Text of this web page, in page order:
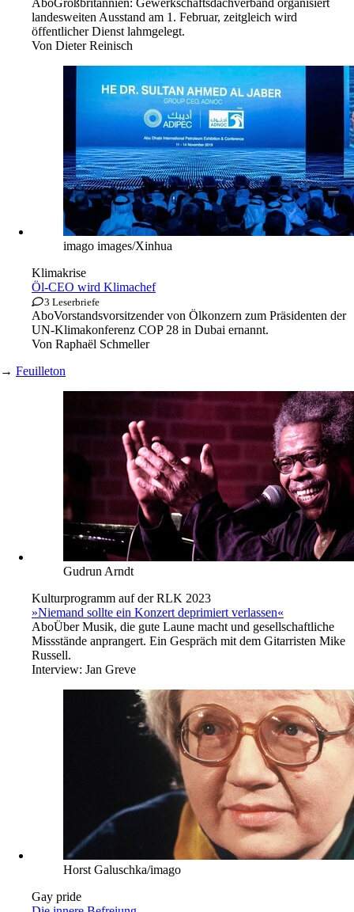
AboGroßbritannien: Gewerkschaftsdachverband organisiert
landesweiten Ausstand am 1. Februar, zeitgleich wird
öffentlicher Dienst lahmgelegt.
Von Dieter Reinisch
imago images/Xinhua
Klimakrise
Öl-CEO wird Klimachef
3 Leserbriefe
AboVorstandsvorsitzender von Ölkonzern zum Präsidenten der
UN-Klimakonferenz COP 28 in Dubai ernannt.
Von Raphaël Schmeller
→ Feuilleton
Gudrun Arndt
Kulturprogramm auf der RLK 2023
»Niemand sollte ein Konzert deprimiert verlassen«
AboÜber Musik, die gute Laune macht und gesellschaftliche
Missstände anprangert. Ein Gespräch mit dem Gitarristen Mike
Russell.
Interview: Jan Greve
Horst Galuschka/imago
Gay pride